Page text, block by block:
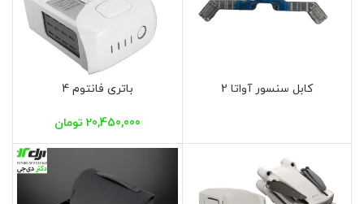
کابل سنسور آواتا 2 باتری فانتوم 4
20,450,000 تومان